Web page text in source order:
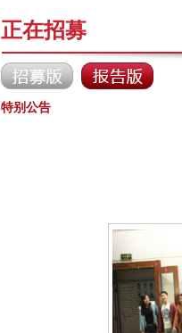
正在招募
特别公告